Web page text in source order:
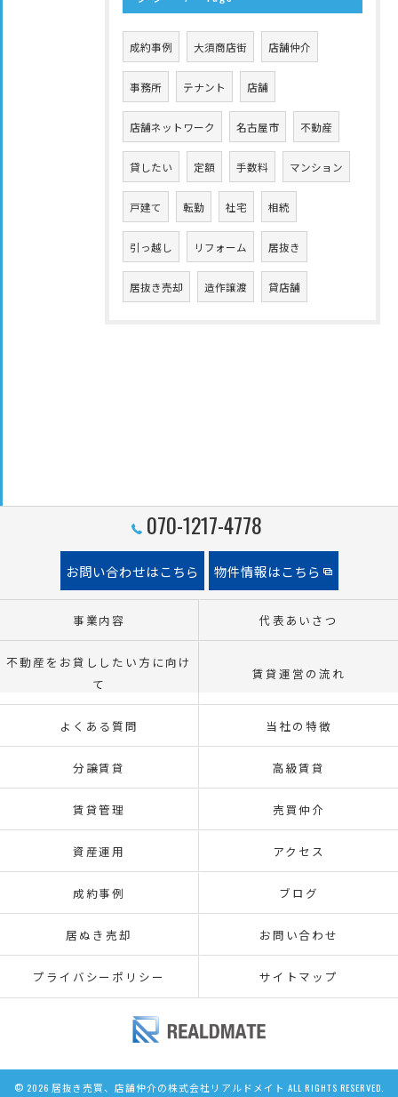
成約事例 大須商店街 店舗仲介
事務所 テナント 店舗
店舗ネットワーク 名古屋市 不動産
貸したい 定額 手数料 マンション
戸建て 転勤 社宅 相続
引っ越し リフォーム 居抜き
居抜き売却 造作譲渡 貸店舗
070-1217-4778
お問い合わせはこちら 物件情報はこちら
事業内容 代表あいさつ
不動産をお貸ししたい方に向け
て
賃貸運営の流れ
よくある質問 当社の特徴
分譲賃貸 高級賃貸
賃貸管理 売買仲介
資産運用 アクセス
成約事例 ブログ
居ぬき売却 お問い合わせ
プライバシーポリシー サイトマップ
© 2026 居抜き売買、店舗仲介の株式会社リアルドメイト ALL RIGHTS RESERVED.